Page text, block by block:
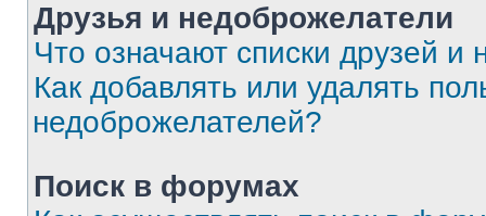
Друзья и недоброжелатели
Что означают списки друзей и
Как добавлять или удалять
недоброжелателей?
Поиск в форумах